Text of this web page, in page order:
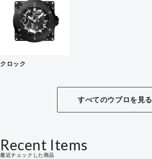
クロック
すべてのウブロを見る
Recent Items
最近チェックした商品